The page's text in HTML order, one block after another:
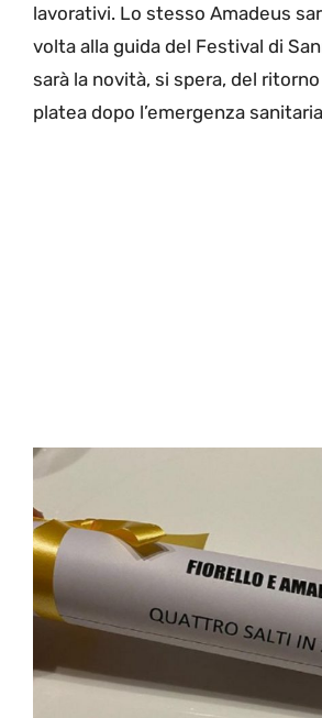
lavorativi. Lo stesso Amadeus
volta alla guida del Festival di
sarà la novità, si spera, del
platea dopo l’emergenza